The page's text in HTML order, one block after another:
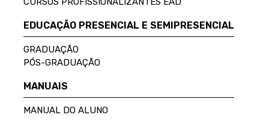
EDUCAÇÃO PRESENCIAL E SEMIPRESENCIAL
GRADUAÇÃO
PÓS-GRADUAÇÃO
MANUAIS
MANUAL DO ALUNO